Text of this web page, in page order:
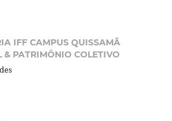
IFF CAMPUS QUISSAMÃ
PATRIMÔNIO COLETIVO